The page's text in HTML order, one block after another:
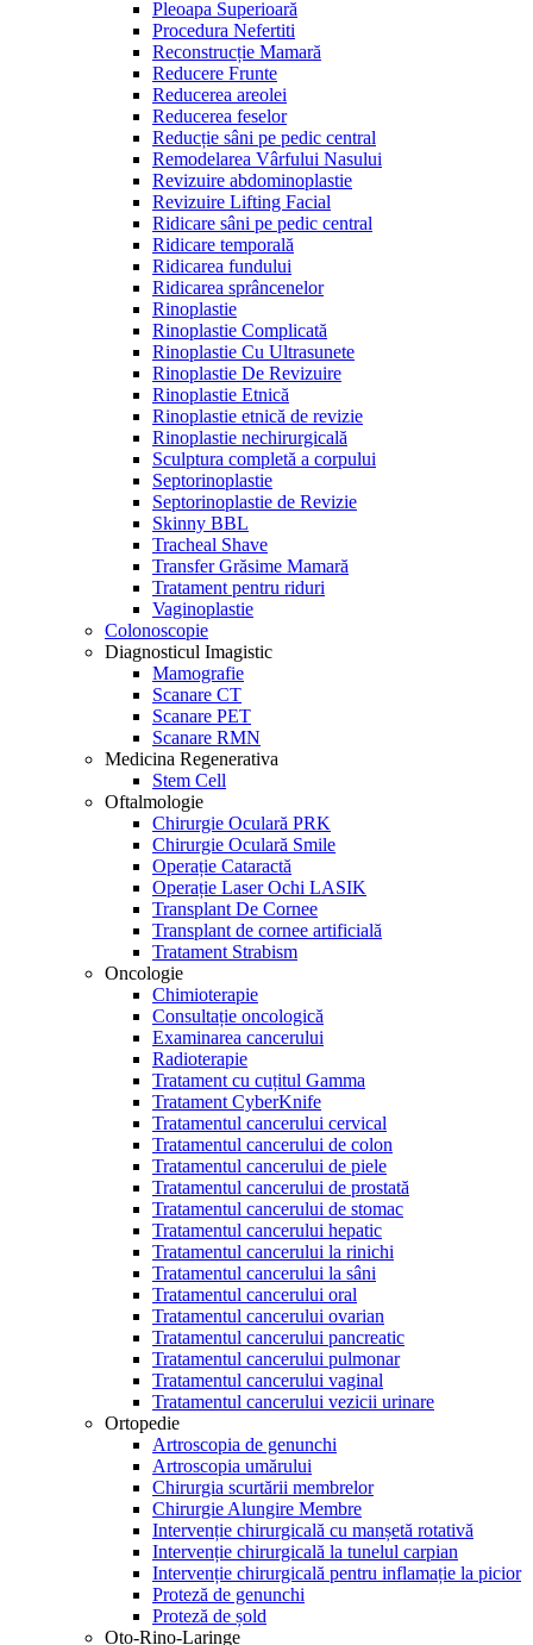
Pleoapa Superioară
Procedura Nefertiti
Reconstrucție Mamară
Reducere Frunte
Reducerea areolei
Reducerea feselor
Reducție sâni pe pedic central
Remodelarea Vârfului Nasului
Revizuire abdominoplastie
Revizuire Lifting Facial
Ridicare sâni pe pedic central
Ridicare temporală
Ridicarea fundului
Ridicarea sprâncenelor
Rinoplastie
Rinoplastie Complicată
Rinoplastie Cu Ultrasunete
Rinoplastie De Revizuire
Rinoplastie Etnică
Rinoplastie etnică de revizie
Rinoplastie nechirurgicală
Sculptura completă a corpului
Septorinoplastie
Septorinoplastie de Revizie
Skinny BBL
Tracheal Shave
Transfer Grăsime Mamară
Tratament pentru riduri
Vaginoplastie
Colonoscopie
Diagnosticul Imagistic
Mamografie
Scanare CT
Scanare PET
Scanare RMN
Medicina Regenerativa
Stem Cell
Oftalmologie
Chirurgie Oculară PRK
Chirurgie Oculară Smile
Operație Cataractă
Operație Laser Ochi LASIK
Transplant De Cornee
Transplant de cornee artificială
Tratament Strabism
Oncologie
Chimioterapie
Consultație oncologică
Examinarea cancerului
Radioterapie
Tratament cu cuțitul Gamma
Tratament CyberKnife
Tratamentul cancerului cervical
Tratamentul cancerului de colon
Tratamentul cancerului de piele
Tratamentul cancerului de prostată
Tratamentul cancerului de stomac
Tratamentul cancerului hepatic
Tratamentul cancerului la rinichi
Tratamentul cancerului la sâni
Tratamentul cancerului oral
Tratamentul cancerului ovarian
Tratamentul cancerului pancreatic
Tratamentul cancerului pulmonar
Tratamentul cancerului vaginal
Tratamentul cancerului vezicii urinare
Ortopedie
Artroscopia de genunchi
Artroscopia umărului
Chirurgia scurtării membrelor
Chirurgie Alungire Membre
Intervenție chirurgicală cu manșetă rotativă
Intervenție chirurgicală la tunelul carpian
Intervenție chirurgicală pentru inflamație la picior
Proteză de genunchi
Proteză de șold
Oto-Rino-Laringe